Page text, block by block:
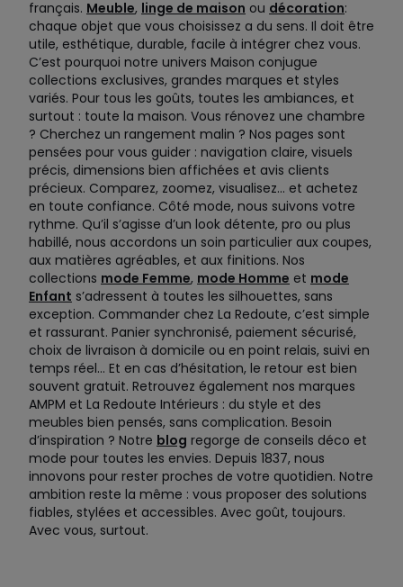
français. Meuble, linge de maison ou décoration:
chaque objet que vous choisissez a du sens. Il doit être
utile, esthétique, durable, facile à intégrer chez vous.
C’est pourquoi notre univers Maison conjugue
collections exclusives, grandes marques et styles
variés. Pour tous les goûts, toutes les ambiances, et
surtout : toute la maison. Vous rénovez une chambre
? Cherchez un rangement malin ? Nos pages sont
pensées pour vous guider : navigation claire, visuels
précis, dimensions bien affichées et avis clients
précieux. Comparez, zoomez, visualisez… et achetez
en toute confiance. Côté mode, nous suivons votre
rythme. Qu’il s’agisse d’un look détente, pro ou plus
habillé, nous accordons un soin particulier aux coupes,
aux matières agréables, et aux finitions. Nos
collections mode Femme, mode Homme et mode
Enfant s’adressent à toutes les silhouettes, sans
exception. Commander chez La Redoute, c’est simple
et rassurant. Panier synchronisé, paiement sécurisé,
choix de livraison à domicile ou en point relais, suivi en
temps réel… Et en cas d’hésitation, le retour est bien
souvent gratuit. Retrouvez également nos marques
AMPM et La Redoute Intérieurs : du style et des
meubles bien pensés, sans complication. Besoin
d’inspiration ? Notre blog regorge de conseils déco et
mode pour toutes les envies. Depuis 1837, nous
innovons pour rester proches de votre quotidien. Notre
ambition reste la même : vous proposer des solutions
fiables, stylées et accessibles. Avec goût, toujours.
Avec vous, surtout.